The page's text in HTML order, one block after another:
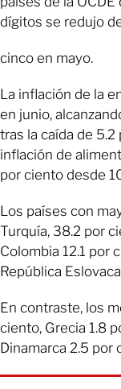
dígitos se redujo
cinco en mayo.
La inflación de la
en junio,
tras la caída de
inflación de
por ciento desde
Los países con
Turquía, 38.2 por
Colombia 12.1 por
República
En contraste, los
ciento, Grecia 1.8
Dinamarca 2.5 por